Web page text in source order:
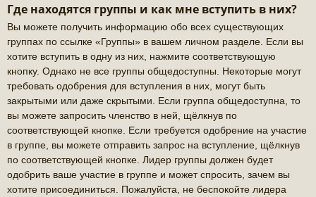
Где находятся группы и как мне вступить в них?
Вы можете получить информацию обо всех существующих
группах по ссылке «Группы» в вашем личном разделе. Если вы
хотите вступить в одну из них, нажмите соответствующую
кнопку. Однако не все группы общедоступны. Некоторые могут
требовать одобрения для вступления в них, могут быть
закрытыми или даже скрытыми. Если группа общедоступна, то
вы можете запросить членство в ней, щёлкнув по
соответствующей кнопке. Если требуется одобрение на участие
в группе, вы можете отправить запрос на вступление, щёлкнув
по соответствующей кнопке. Лидер группы должен будет
одобрить ваше участие в группе и может спросить, зачем вы
хотите присоединиться. Пожалуйста, не беспокойте лидера